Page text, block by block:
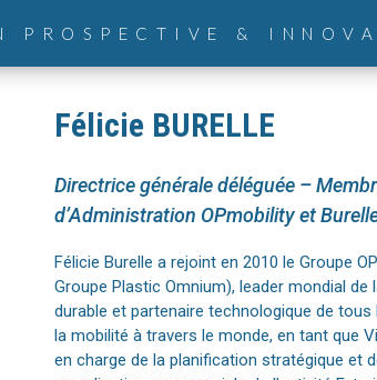
PROSPECTIVE &
Félicie BURELLE
Directrice générale déléguée –
d’Administration OPmobility et
Félicie Burelle a rejoint en 2010 le Groupe
Groupe Plastic Omnium), leader mondial de
durable et partenaire technologique de tous
la mobilité à travers le monde, en tant que
en charge de la planification stratégique et